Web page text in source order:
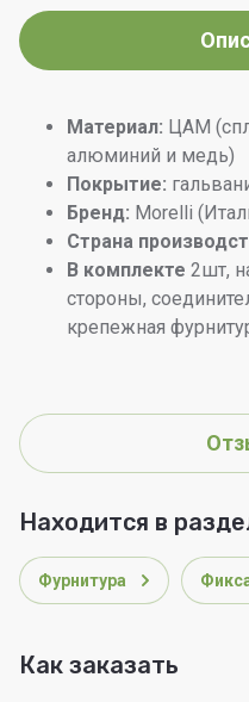
Материал: ЦАМ
алюминий и медь)
Покрытие:
Бренд: Morelli
Страна
В комплекте 2шт,
стороны,
крепежная
Находится в
Фурнитура
Как заказать